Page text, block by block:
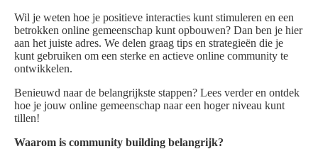
Wil je weten hoe je positieve interacties kunt stimuleren en een
betrokken online gemeenschap kunt opbouwen? Dan ben je hier
aan het juiste adres. We delen graag tips en strategieën die je
kunt gebruiken om een sterke en actieve online community te
ontwikkelen.
Benieuwd naar de belangrijkste stappen? Lees verder en ontdek
hoe je jouw online gemeenschap naar een hoger niveau kunt
tillen!
Waarom is community building belangrijk?